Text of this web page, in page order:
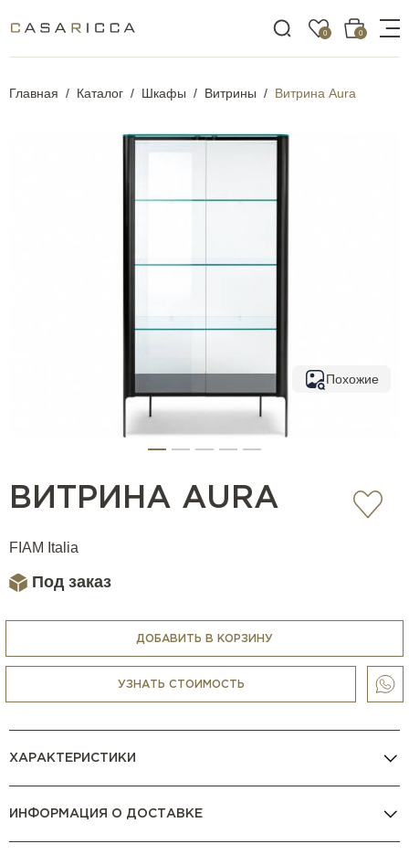
0 0
Главная Каталог Шкафы Витрины Витрина Aura
Похожие
ВИТРИНА AURA
FIAM Italia
Под заказ
ДОБАВИТЬ В КОРЗИНУ
УЗНАТЬ СТОИМОСТЬ
ХАРАКТЕРИСТИКИ
ИНФОРМАЦИЯ О ДОСТАВКЕ